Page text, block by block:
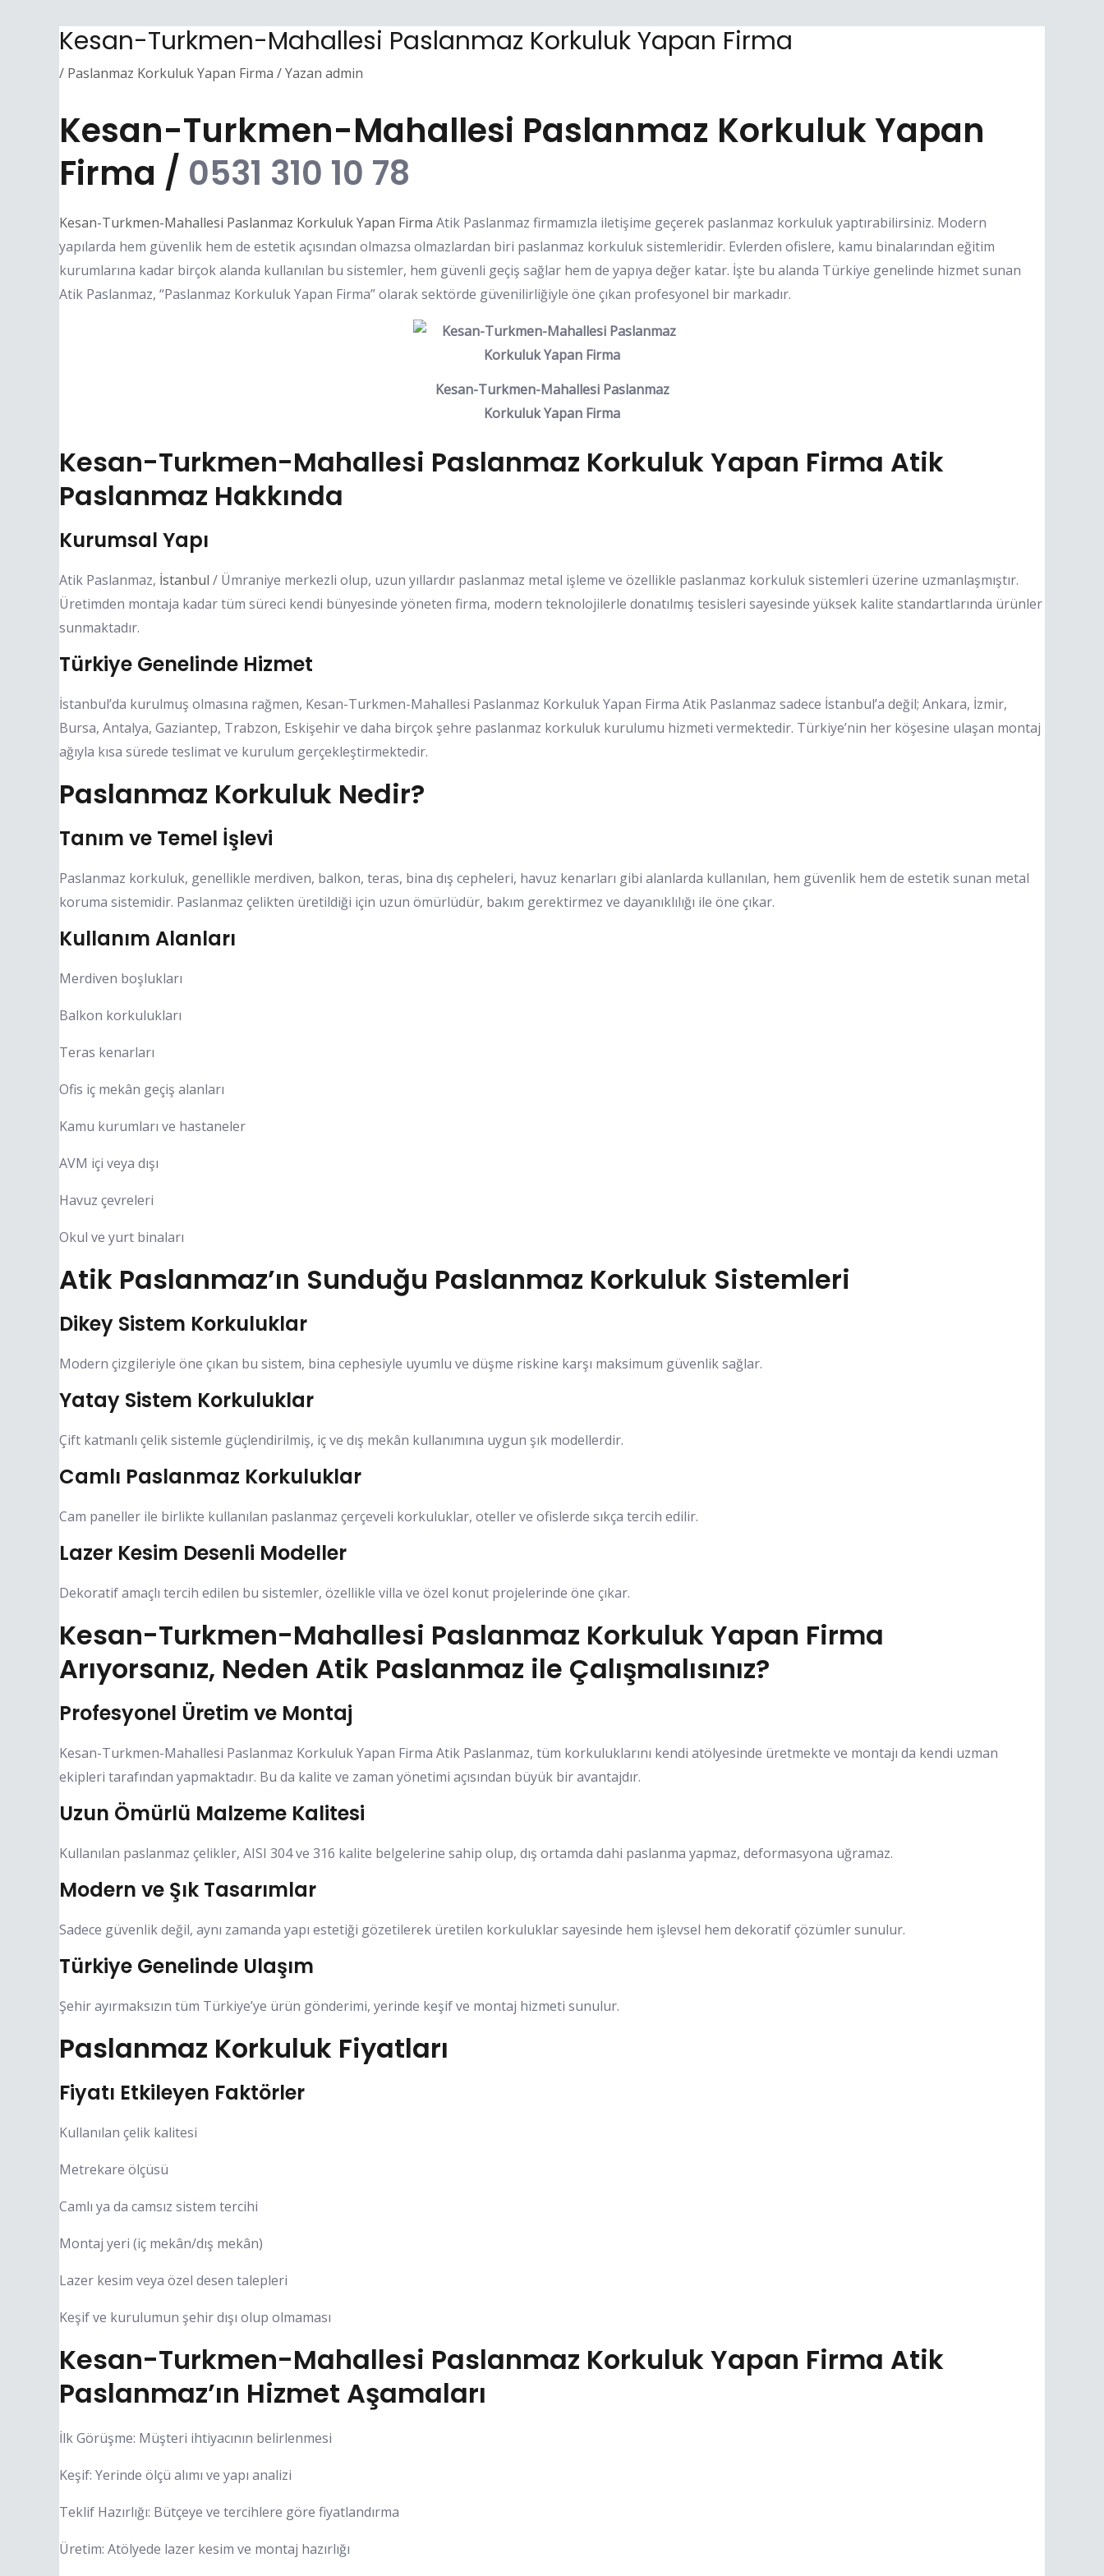
Kesan-Turkmen-Mahallesi Paslanmaz Korkuluk Yapan Firma
/ Paslanmaz Korkuluk Yapan Firma / Yazan admin
Kesan-Turkmen-Mahallesi Paslanmaz Korkuluk Yapan
Firma / 0531 310 10 78
Kesan-Turkmen-Mahallesi Paslanmaz Korkuluk Yapan Firma Atik Paslanmaz firmamızla iletişime geçerek paslanmaz korkuluk yaptırabilirsiniz. Modern
yapılarda hem güvenlik hem de estetik açısından olmazsa olmazlardan biri paslanmaz korkuluk sistemleridir. Evlerden ofislere, kamu binalarından eğitim
kurumlarına kadar birçok alanda kullanılan bu sistemler, hem güvenli geçiş sağlar hem de yapıya değer katar. İşte bu alanda Türkiye genelinde hizmet sunan
Atik Paslanmaz, “Paslanmaz Korkuluk Yapan Firma” olarak sektörde güvenilirliğiyle öne çıkan profesyonel bir markadır.
Kesan-Turkmen-Mahallesi Paslanmaz
Korkuluk Yapan Firma
Kesan-Turkmen-Mahallesi Paslanmaz Korkuluk Yapan Firma Atik
Paslanmaz Hakkında
Kurumsal Yapı
Atik Paslanmaz, İstanbul / Ümraniye merkezli olup, uzun yıllardır paslanmaz metal işleme ve özellikle paslanmaz korkuluk sistemleri üzerine uzmanlaşmıştır.
Üretimden montaja kadar tüm süreci kendi bünyesinde yöneten firma, modern teknolojilerle donatılmış tesisleri sayesinde yüksek kalite standartlarında ürünler
sunmaktadır.
Türkiye Genelinde Hizmet
İstanbul’da kurulmuş olmasına rağmen, Kesan-Turkmen-Mahallesi Paslanmaz Korkuluk Yapan Firma Atik Paslanmaz sadece İstanbul’a değil; Ankara, İzmir,
Bursa, Antalya, Gaziantep, Trabzon, Eskişehir ve daha birçok şehre paslanmaz korkuluk kurulumu hizmeti vermektedir. Türkiye’nin her köşesine ulaşan montaj
ağıyla kısa sürede teslimat ve kurulum gerçekleştirmektedir.
Paslanmaz Korkuluk Nedir?
Tanım ve Temel İşlevi
Paslanmaz korkuluk, genellikle merdiven, balkon, teras, bina dış cepheleri, havuz kenarları gibi alanlarda kullanılan, hem güvenlik hem de estetik sunan metal
koruma sistemidir. Paslanmaz çelikten üretildiği için uzun ömürlüdür, bakım gerektirmez ve dayanıklılığı ile öne çıkar.
Kullanım Alanları
Merdiven boşlukları
Balkon korkulukları
Teras kenarları
Ofis iç mekân geçiş alanları
Kamu kurumları ve hastaneler
AVM içi veya dışı
Havuz çevreleri
Okul ve yurt binaları
Atik Paslanmaz’ın Sunduğu Paslanmaz Korkuluk Sistemleri
Dikey Sistem Korkuluklar
Modern çizgileriyle öne çıkan bu sistem, bina cephesiyle uyumlu ve düşme riskine karşı maksimum güvenlik sağlar.
Yatay Sistem Korkuluklar
Çift katmanlı çelik sistemle güçlendirilmiş, iç ve dış mekân kullanımına uygun şık modellerdir.
Camlı Paslanmaz Korkuluklar
Cam paneller ile birlikte kullanılan paslanmaz çerçeveli korkuluklar, oteller ve ofislerde sıkça tercih edilir.
Lazer Kesim Desenli Modeller
Dekoratif amaçlı tercih edilen bu sistemler, özellikle villa ve özel konut projelerinde öne çıkar.
Kesan-Turkmen-Mahallesi Paslanmaz Korkuluk Yapan Firma
Arıyorsanız, Neden Atik Paslanmaz ile Çalışmalısınız?
Profesyonel Üretim ve Montaj
Kesan-Turkmen-Mahallesi Paslanmaz Korkuluk Yapan Firma Atik Paslanmaz, tüm korkuluklarını kendi atölyesinde üretmekte ve montajı da kendi uzman
ekipleri tarafından yapmaktadır. Bu da kalite ve zaman yönetimi açısından büyük bir avantajdır.
Uzun Ömürlü Malzeme Kalitesi
Kullanılan paslanmaz çelikler, AISI 304 ve 316 kalite belgelerine sahip olup, dış ortamda dahi paslanma yapmaz, deformasyona uğramaz.
Modern ve Şık Tasarımlar
Sadece güvenlik değil, aynı zamanda yapı estetiği gözetilerek üretilen korkuluklar sayesinde hem işlevsel hem dekoratif çözümler sunulur.
Türkiye Genelinde Ulaşım
Şehir ayırmaksızın tüm Türkiye’ye ürün gönderimi, yerinde keşif ve montaj hizmeti sunulur.
Paslanmaz Korkuluk Fiyatları
Fiyatı Etkileyen Faktörler
Kullanılan çelik kalitesi
Metrekare ölçüsü
Camlı ya da camsız sistem tercihi
Montaj yeri (iç mekân/dış mekân)
Lazer kesim veya özel desen talepleri
Keşif ve kurulumun şehir dışı olup olmaması
Kesan-Turkmen-Mahallesi Paslanmaz Korkuluk Yapan Firma Atik
Paslanmaz’ın Hizmet Aşamaları
İlk Görüşme: Müşteri ihtiyacının belirlenmesi
Keşif: Yerinde ölçü alımı ve yapı analizi
Teklif Hazırlığı: Bütçeye ve tercihlere göre fiyatlandırma
Üretim: Atölyede lazer kesim ve montaj hazırlığı